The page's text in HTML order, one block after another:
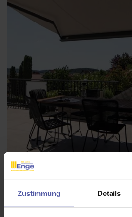
Zustimmung Details
Kubisch moderner
kompakten
Die kompakte Kassetten-Markise für